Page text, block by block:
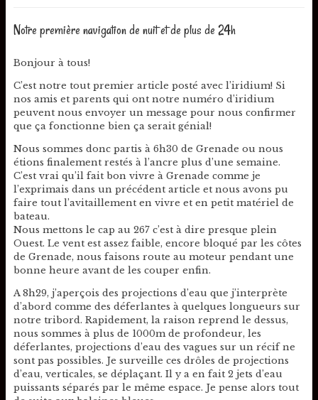
Notre première navigation de nuit et de plus de 24h
Bonjour à tous!
C’est notre tout premier article posté avec l’iridium! Si
nos amis et parents qui ont notre numéro d’iridium
peuvent nous envoyer un message pour nous confirmer
que ça fonctionne bien ça serait génial!
Nous sommes donc partis à 6h30 de Grenade ou nous
étions finalement restés à l’ancre plus d’une semaine.
C’est vrai qu’il fait bon vivre à Grenade comme je
l’exprimais dans un précédent article et nous avons pu
faire tout l’avitaillement en vivre et en petit matériel de
bateau.
Nous mettons le cap au 267 c’est à dire presque plein
Ouest. Le vent est assez faible, encore bloqué par les côtes
de Grenade, nous faisons route au moteur pendant une
bonne heure avant de les couper enfin.
A 8h29, j’aperçois des projections d’eau que j’interprète
d’abord comme des déferlantes à quelques longueurs sur
notre tribord. Rapidement, la raison reprend le dessus,
nous sommes à plus de 1000m de profondeur, les
déferlantes, projections d’eau des vagues sur un récif ne
sont pas possibles. Je surveille ces drôles de projections
d’eau, verticales, se déplaçant. Il y a en fait 2 jets d’eau
puissants séparés par le même espace. Je pense alors tout